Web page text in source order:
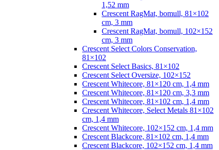
1,52 mm
Crescent RagMat, bomull, 81×102
cm, 3 mm
Crescent RagMat, bomull, 102×152
cm, 3 mm
Crescent Select Colors Conservation,
81×102
Crescent Select Basics, 81×102
Crescent Select Oversize, 102×152
Crescent Whitecore, 81×120 cm, 1,4 mm
Crescent Whitecore, 81×120 cm, 3,3 mm
Crescent Whitecore, 81×102 cm, 1,4 mm
Crescent Whitecore, Select Metals 81×102
cm, 1,4 mm
Crescent Whitecore, 102×152 cm, 1,4 mm
Crescent Blackcore, 81×102 cm, 1,4 mm
Crescent Blackcore, 102×152 cm, 1,4 mm